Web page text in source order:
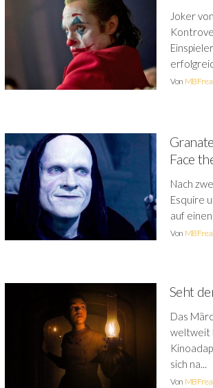
Joker
Von
Face
Nach
Esquire
auf
Von
Seht
Das
weltweit
sich na...
Von